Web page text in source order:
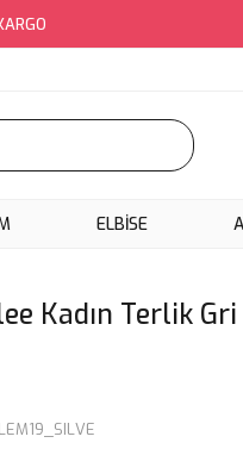
ELBİSE
Kadın Terlik Gri